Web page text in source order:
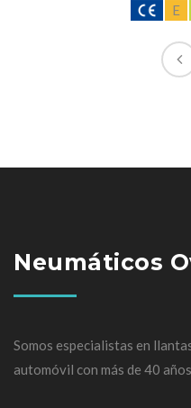
E
Neumáticos
Somos especialistas en
automóvil con más de 40